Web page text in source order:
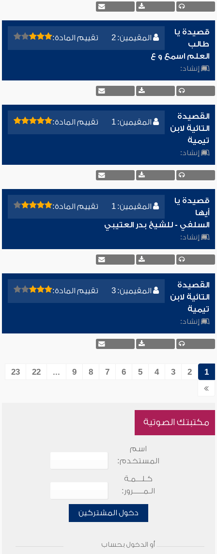
المقيمين: 2 تقييم المادة:
قصيدة يا
طالب
العلم اسمع و ع
إنشاد:
المقيمين: 1 تقييم المادة:
القصيدة
التائية لابن
تيمية
إنشاد:
المقيمين: 1 تقييم المادة:
قصيدة يا
أيها
السلفي - للشيخ بدر العتيبي
إنشاد:
المقيمين: 3 تقييم المادة:
القصيدة
التائية لابن
تيمية
إنشاد:
1
2
3
4
5
6
7
8
9
...
22
23
مكتبتك الصوتية
اسم
المستخدم:
كـلـــمـة
الـمـــــرور:
دخول المشتركين
أو الدخول بحساب